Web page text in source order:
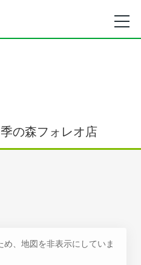
の森フォレオ店
、地図を非表示にしていま